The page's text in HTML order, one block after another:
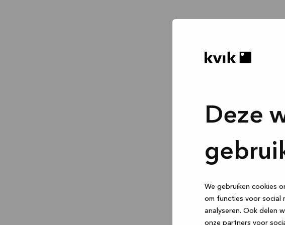
Deze
We gebruiken cookies
om functies voor social
analyseren. Ook delen
onze partners voor